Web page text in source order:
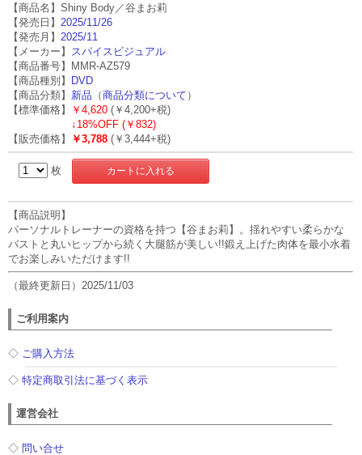
【商品名】Shiny Body／谷まお莉
【発売日】 2025/11/26
【発売月】 2025/11
【メーカー】
スパイスビジュアル
【商品番号】MMR-AZ579
【商品種別】 DVD
【商品分類】 新品 （商品分類について ）
【標準価格】
￥4,620 (￥4,200+税)
↓ 18%OFF (￥832)
【販売価格】
￥3,788 (￥3,444+税)
枚
【商品説明】
パーソナルトレーナーの資格を持つ【谷まお莉】。揺れやすい柔らかな
バストと丸いヒップから続く大腿筋が美しい!!鍛え上げた肉体を最小水着
でお楽しみいただけます!!
（最終更新日）2025/11/03
ご利用案内
◇ ご購入方法
◇特定商取引法に基づく表示
運営会社
◇問い合せ